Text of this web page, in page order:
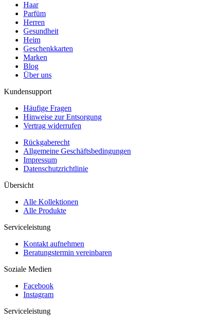
Haar
Parfüm
Herren
Gesundheit
Heim
Geschenkkarten
Marken
Blog
Über uns
Kundensupport
Häufige Fragen
Hinweise zur Entsorgung
Vertrag widerrufen
Rückgaberecht
Allgemeine Geschäftsbedingungen
Impressum
Datenschutzrichtlinie
Übersicht
Alle Kollektionen
Alle Produkte
Serviceleistung
Kontakt aufnehmen
Beratungstermin vereinbaren
Soziale Medien
Facebook
Instagram
Serviceleistung